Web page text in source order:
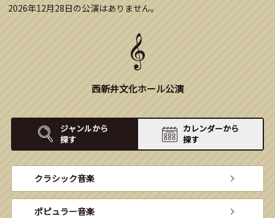
2026年12月28日の公演はありません。
西新井文化ホール公演
ジャンルから
探す
カレンダーから
探す
クラシック音楽
ポピュラー音楽